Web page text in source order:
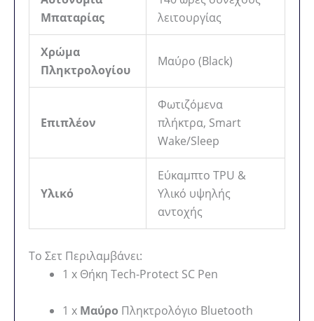
Μπαταρίας
λειτουργίας
Χρώμα
Πληκτρολογίου
Μαύρο (Black)
Επιπλέον
Φωτιζόμενα
πλήκτρα, Smart
Wake/Sleep
Υλικό
Εύκαμπτο TPU &
Υλικό υψηλής
αντοχής
Το Σετ Περιλαμβάνει:
1 x Θήκη Tech-Protect SC Pen
1 x Μαύρο Πληκτρολόγιο Bluetooth